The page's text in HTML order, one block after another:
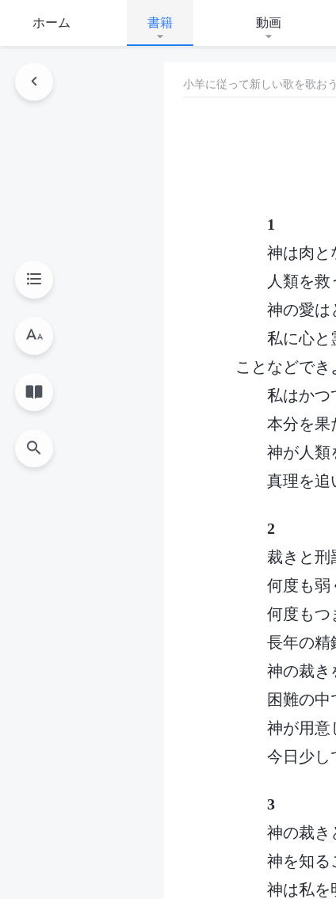
ホーム 書籍 動画
小羊に従って新しい歌を歌おう
1
神は肉と
人類を
神の愛は
私に心と
ことなどでき
私はかつ
本分を果
神が人類
真理を追
2
裁きと刑
何度も弱
何度もつ
長年の精
神の裁き
困難の
神が用意
今日少し
3
神の裁き
神を知る
神は私を